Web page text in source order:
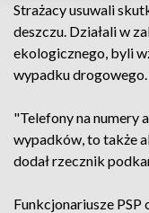
Strażacy usuwali
deszczu. Działali w
ekologicznego, byli
wypadku drogowego.
"Telefony na numery
wypadków, to także
dodał rzecznik
Funkcjonariusze